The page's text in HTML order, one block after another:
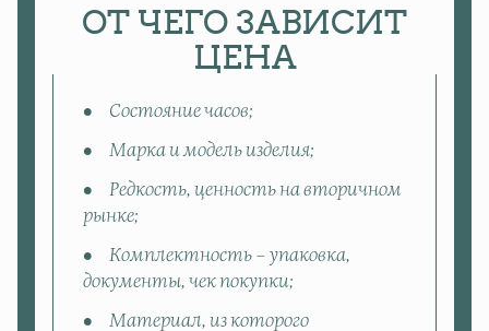
ОТ ЧЕГО ЗАВИСИТ
ЦЕНА
Состояние часов;
Марка и модель изделия;
Редкость, ценность на вторичном
рынке;
Комплектность – упаковка,
документы, чек покупки;
Материал, из которого